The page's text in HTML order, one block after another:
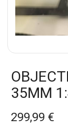
35MM
299,99 €